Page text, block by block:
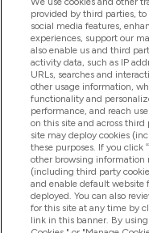
Offres Et
2026 THG Nutrition
MyVitamins.com is an
Frasers Group Financial
authorised and
a lender. Frasers Plus is
Group Financial Services
to your financial
services, Frasers Group
agent of Transact
and regulated by the
as an electronic money
provided by third parties, to
social media features,
experiences, support our
also enable us and third
activity data, such as IP
URLs, searches and
other usage information,
functionality and
performance, and reach
on this site and across third
site may deploy cookies
these purposes. If you click
other browsing information
(including third party
and enable default
deployed. You can also
for this site at any time by
link in this banner. By